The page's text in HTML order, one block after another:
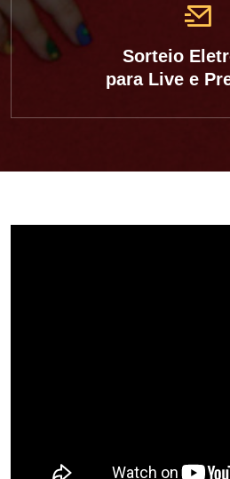
Sorteio
para Live e